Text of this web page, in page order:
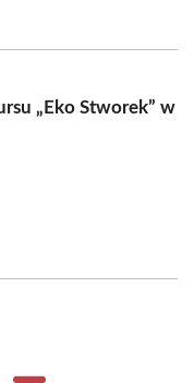
„Eko Stworek” w